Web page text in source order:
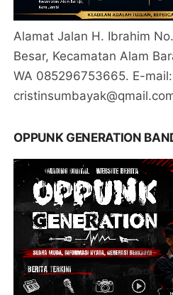
Alamat Jalan H. Ibrahim
Besar, Kecamatan Alam
WA 085296753665. E-mail:
OPPUNK GENERATION